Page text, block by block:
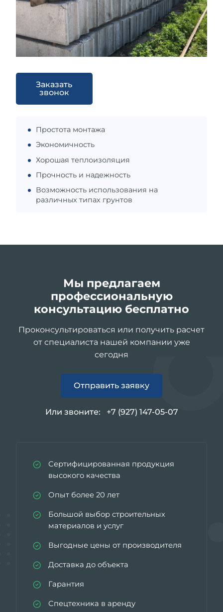
Заказать
звонок
Простота монтажа
Экономичность
Хорошая теплоизоляция
Прочность и надежность
Возможность использования на
различных типах грунтов
Мы предлагаем
профессиональную
консультацию бесплатно
Проконсультироваться или получить расчет
от специалиста нашей компании уже
сегодня
Отправить заявку
Или звоните: +7 (927) 147-05-07
Сертифицированная продукция
высокого качества
Опыт более 20 лет
Большой выбор строительных
материалов и услуг
Выгодные цены от производителя
Доставка до объекта
Гарантия
Спецтехника в аренду